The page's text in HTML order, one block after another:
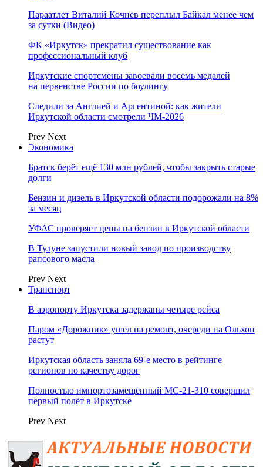
Параатлет Виталий Кочнев переплыл Байкал менее чем
за сутки (Видео)
ФК «Иркутск» прекратил существование как
профессиональный клуб
Иркутские спортсмены завоевали восемь медалей
на первенстве России по боулингу
Следили за Англией и Аргентиной: как жители
Иркутской области смотрели ЧМ-2026
Prev Next
Экономика
Братск берёт ещё 130 млн рублей, чтобы закрыть старые
долги
Бензин и дизель в Иркутской области подорожали на 8%
за месяц
УФАС проверяет цены на бензин в Иркутской области
В Тулуне запустили новый завод по производству
рапсового масла
Prev Next
Транспорт
В аэропорту Иркутска задержаны четыре рейса
Паром «Дорожник» ушёл на ремонт, очереди на Ольхон
растут
Иркутская область заняла 69‑е место в рейтинге
регионов по качеству дорог
Полностью импортозамещённый МС-21‑310 совершил
первый полёт в Иркутске
Prev Next